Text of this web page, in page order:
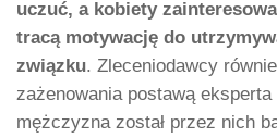
uczuć, a kobiety
tracą motywację do
związku. Zleceniodawcy
zażenowania postawą eksperta
mężczyzna został przez nich